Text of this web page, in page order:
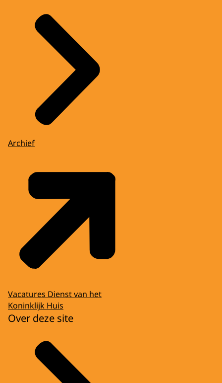
Archief
Vacatures Dienst van het
Koninklijk Huis
Over deze site